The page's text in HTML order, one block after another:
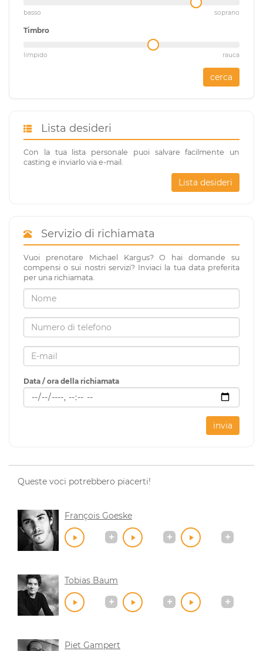
basso soprano
Timbro
limpido rauca
cerca
Lista desideri
Con la tua lista personale puoi salvare facilmente un
casting e inviarlo via e-mail.
Lista desideri
Servizio di richiamata
Vuoi prenotare Michael Kargus? O hai domande su
compensi o sui nostri servizi? Inviaci la tua data preferita
per una richiamata.
Data / ora della richiamata
invia
Queste voci potrebbero piacerti!
François Goeske
Tobias Baum
Piet Gampert